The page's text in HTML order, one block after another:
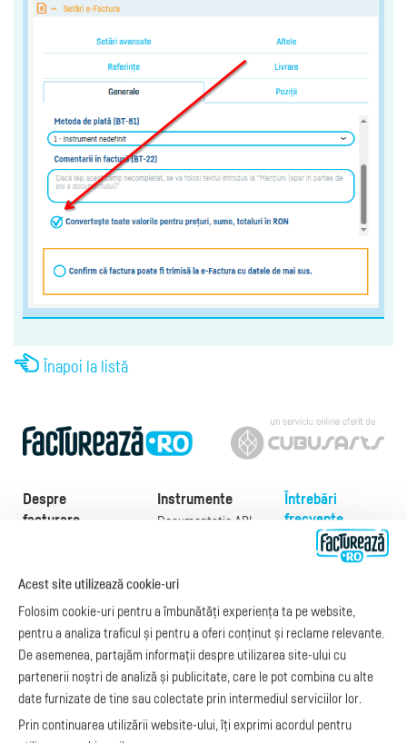
Înapoi la listă
Despre
facturare
Exemple de facturi
Model factură
Manual de
facturare
Legislaţie facturi
Facturare online
blog.factureaza.ro
Instrumente
Documentație API
e-Factura B2C
API e-Factura
e-Transport
Integrare Stripe
Integrare
SmartFintech
Integrare PrestaShop
Întrebări
frecvente
Despre noi
Acest site utilizează cookie-uri
Folosim cookie-uri pentru a îmbunătăți experiența ta pe website,
pentru a analiza traficul și pentru a oferi conținut și reclame relevante.
De asemenea, partajăm informații despre utilizarea site-ului cu
partenerii noștri de analiză și publicitate, care le pot combina cu alte
date furnizate de tine sau colectate prin intermediul serviciilor lor.
Prin continuarea utilizării website-ului, îți exprimi acordul pentru